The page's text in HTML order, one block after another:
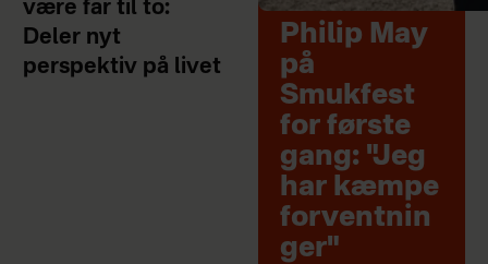
være far til to:
Deler nyt
perspektiv på livet
Philip May
på
Smukfest
for første
gang: "Jeg
har kæmpe
forventnin
ger"